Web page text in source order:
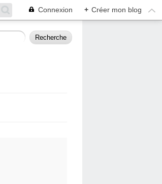
Connexion + Créer mon blog